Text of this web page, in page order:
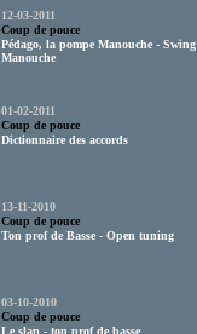
12-03-2011
Coup de pouce
Pédago, la pompe Manouche - Swing
Manouche
01-02-2011
Coup de pouce
Dictionnaire des accords
13-11-2010
Coup de pouce
Ton prof de Basse - Open tuning
03-10-2010
Coup de pouce
Le slap - ton prof de basse